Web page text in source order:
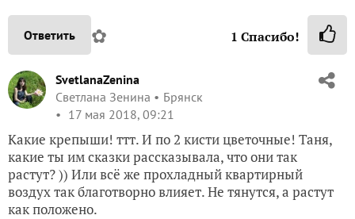
Ответить ✿ 1 Спасибо!
SvetlanaZenina
Светлана Зенина
Брянск
17 мая 2018, 09:21
Какие крепыши! ттт. И по 2 кисти цветочные! Таня,
какие ты им сказки рассказывала, что они так
растут? )) Или всё же прохладный квартирный
воздух так благотворно влияет. Не тянутся, а растут
как положено.